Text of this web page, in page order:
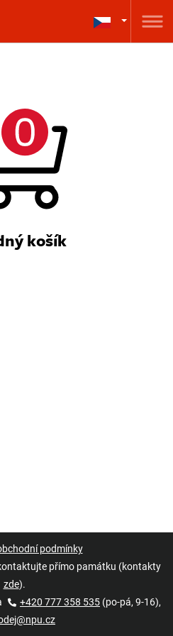
košík
podmínky
přímo památku (kontakty
zde).
+420 777 358 535 (po-pá, 9-16),